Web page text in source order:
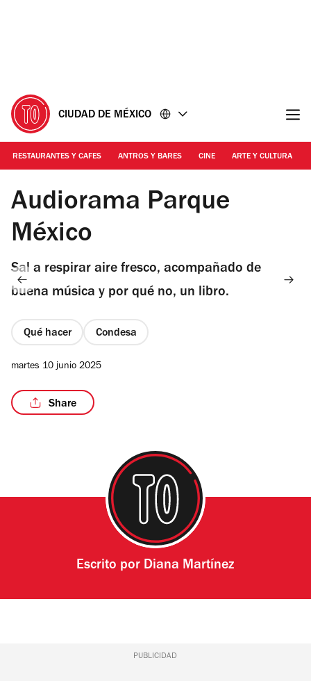
CIUDAD DE MÉXICO
RESTAURANTES Y CAFES ANTROS Y BARES CINE ARTE Y CULTURA
Foto: Alejandra Carbajal
Audiorama Parque
México
Sal a respirar aire fresco, acompañado de
buena música y por qué no, un libro.
Qué hacer Condesa
martes 10 junio 2025
Share
Escrito por Diana Martínez
PUBLICIDAD